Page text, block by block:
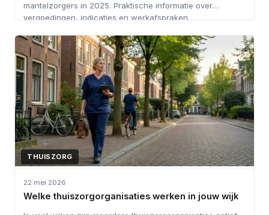
mantelzorgers in 2025. Praktische informatie over
vergoedingen, indicaties en werkafspraken.
THUISZORG
22 mei 2026
Welke thuiszorgorganisaties werken in jouw wijk